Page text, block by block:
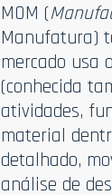
MOM (
Manufatura)
mercado usa
(conhecida
atividades,
material
detalhado,
análise de